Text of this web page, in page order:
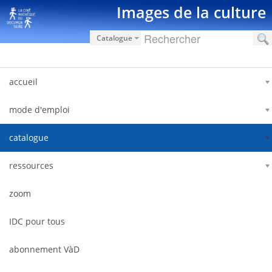
Saut au contenu Images de la culture
Catalogue
accueil
mode d'emploi
catalogue
ressources
zoom
IDC pour tous
abonnement VàD